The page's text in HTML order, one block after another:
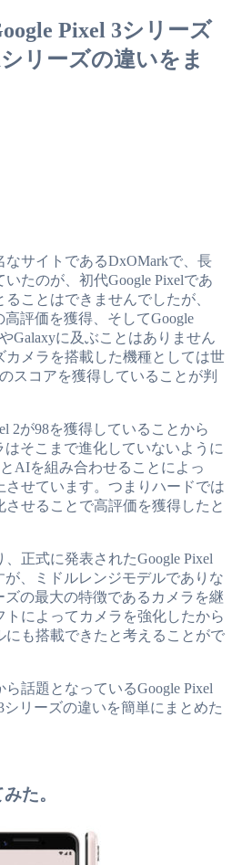
Pixel 3シリーズ
リーズの違いをま
なサイトであるDxOMarkで、長
たのが、初代Google Pixelであ
ことはできませんでしたが、
高評価を獲得、そしてGoogle
Galaxyに及ぶことはありません
カメラを搭載した機種としては世
スコアを獲得していることが判
2が98を獲得していることから
はそこまで進化していないように
AIを組み合わせることによっ
せています。つまりハードでは
せることで高評価を獲得したと
正式に発表されたGoogle Pixel
が、ミドルレンジモデルでありな
ズの最大の特徴であるカメラを継
によってカメラを強化したから
にも搭載できたと考えることがで
話題となっているGoogle Pixel
シリーズの違いを簡単にまとめた
た。